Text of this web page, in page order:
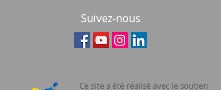
Suivez-nous
Ce site a été réalisé avec le soutien